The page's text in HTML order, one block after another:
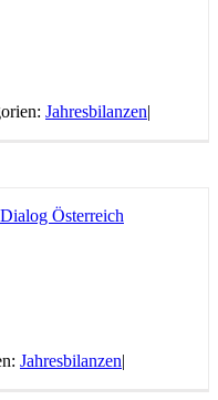
Jahresbilanzen|
Jahresbilanzen|